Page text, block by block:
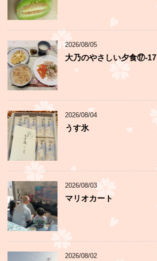
2026/08/05
大乃のやさしい夕食⑰-17
2026/08/04
うす氷
2026/08/03
マリオカート
2026/08/02